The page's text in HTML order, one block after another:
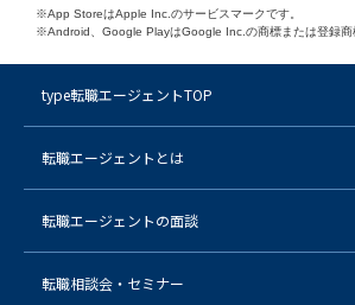
※App StoreはApple Inc.のサービスマークです。
※Android、Google PlayはGoogle Inc.の商標または登録商
type転職エージェントTOP
転職エージェントとは
転職エージェントの面談
転職相談会・セミナー